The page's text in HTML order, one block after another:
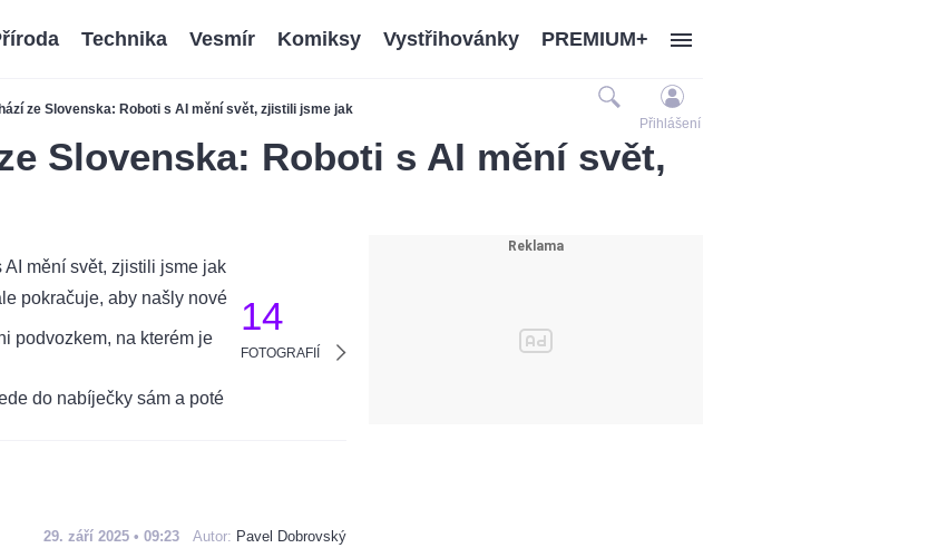
ze Slovenska: Roboti s AI mění svět, zjistili jsme jak
Technika Vesmír Komiksy Vystřihovánky PREMIUM+
Přihlášení
Slovenska: Roboti s AI mění svět,
14
FOTOGRAFIÍ
29. září 2025 • 09:23 Autor: Pavel Dobrovský